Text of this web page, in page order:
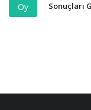
Oy Sonuçları